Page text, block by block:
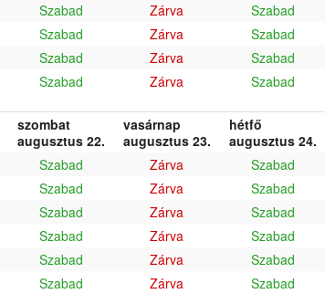
Szabad Zárva Szabad
Szabad Zárva Szabad
Szabad Zárva Szabad
Szabad Zárva Szabad
szombat
augusztus 22.
vasárnap
augusztus 23.
hétfő
augusztus 24.
Szabad Zárva Szabad
Szabad Zárva Szabad
Szabad Zárva Szabad
Szabad Zárva Szabad
Szabad Zárva Szabad
Szabad Zárva Szabad